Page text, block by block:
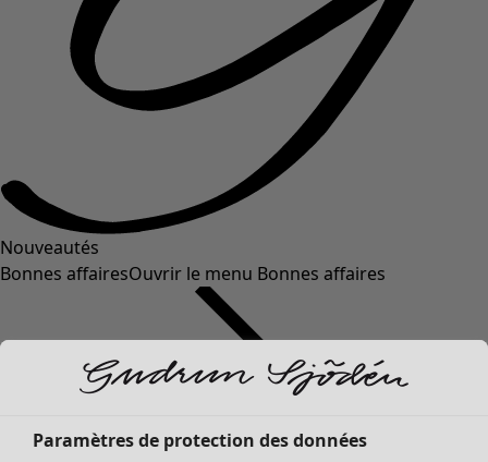
Nouveautés
Bonnes affairesOuvrir le menu Bonnes affaires
Paramètres de protection des données